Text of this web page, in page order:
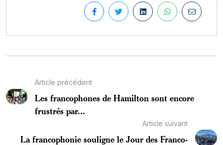
Article précédent
Les francophones de Hamilton sont encore
frustrés par...
Article suivant
La francophonie souligne le Jour des Franco-